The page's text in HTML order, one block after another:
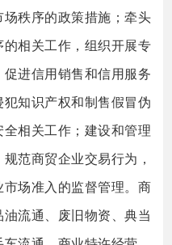
秩序的政策措施；牵头
相关工作，组织开展专
进信用销售和信用服务
知识产权和制售假冒伪
相关工作；建设和管理
范商贸企业交易行为，
场准入的监督管理。商
流通、废旧物资、典当